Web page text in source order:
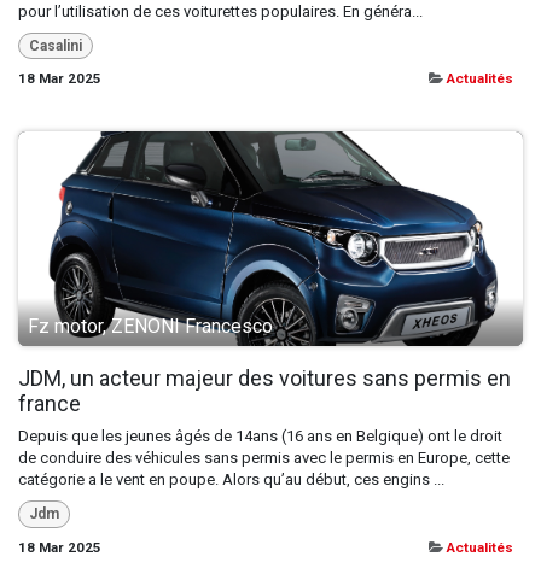
pour l’utilisation de ces voiturettes populaires. En généra...
Casalini
18 Mar 2025
Actualités
Fz motor, ZENONI Francesco
JDM, un acteur majeur des voitures sans permis en
france
Depuis que les jeunes âgés de 14ans (16 ans en Belgique) ont le droit
de conduire des véhicules sans permis avec le permis en Europe, cette
catégorie a le vent en poupe. Alors qu’au début, ces engins ...
Jdm
18 Mar 2025
Actualités